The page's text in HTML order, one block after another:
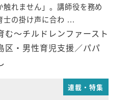
む～チルドレンファースト
区・男性育児支援／パパ
れません」。講師役を務め
士の掛け声に合わ ...
連載・特集